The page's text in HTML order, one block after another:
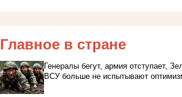
Главное в стране
Генералы бегут, армия отступает,
ВСУ больше не испытывают